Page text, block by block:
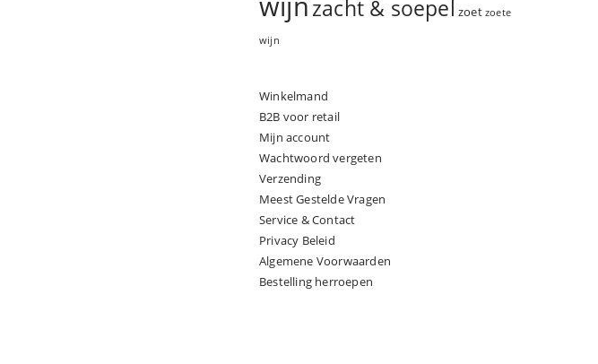
zacht & soepel zoet zoete
wijn
Winkelmand
B2B voor retail
Mijn account
Wachtwoord vergeten
Verzending
Meest Gestelde Vragen
Service & Contact
Privacy Beleid
Algemene Voorwaarden
Bestelling herroepen